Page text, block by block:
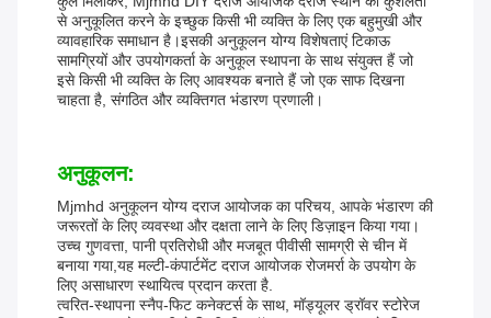
से अनुकूलित करने के इच्छुक किसी भी व्यक्ति के लिए एक बहुमुखी और
व्यावहारिक समाधान है।इसकी अनुकूलन योग्य विशेषताएं टिकाऊ
सामग्रियों और उपयोगकर्ता के अनुकूल स्थापना के साथ संयुक्त हैं जो
इसे किसी भी व्यक्ति के लिए आवश्यक बनाते हैं जो एक साफ दिखना
चाहता है, संगठित और व्यक्तिगत भंडारण प्रणाली।
अनुकूलन:
Mjmhd अनुकूलन योग्य दराज आयोजक का परिचय, आपके भंडारण की
जरूरतों के लिए व्यवस्था और दक्षता लाने के लिए डिज़ाइन किया गया।
उच्च गुणवत्ता, पानी प्रतिरोधी और मजबूत पीवीसी सामग्री से चीन में
बनाया गया,यह मल्टी-कंपार्टमेंट दराज आयोजक रोजमर्रा के उपयोग के
लिए असाधारण स्थायित्व प्रदान करता है.
त्वरित-स्थापना स्नैप-फिट कनेक्टर्स के साथ, मॉड्यूलर ड्रॉवर स्टोरेज